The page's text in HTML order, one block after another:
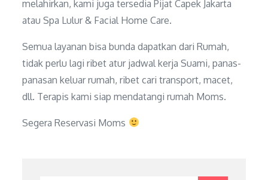
t
h
e
melahirkan, kami juga tersedia Pijat Capek Jakarta
atau Spa Lulur & Facial Home Care.
Semua layanan bisa bunda dapatkan dari Rumah,
tidak perlu lagi ribet atur jadwal kerja Suami, panas-
panasan keluar rumah, ribet cari transport, macet,
dll. Terapis kami siap mendatangi rumah Moms.
Segera Reservasi Moms